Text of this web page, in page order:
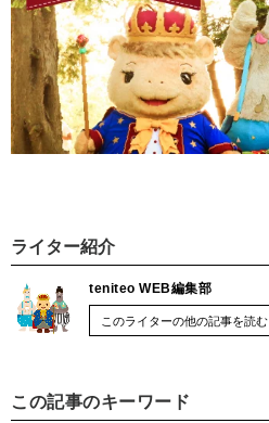
ライター紹介
teniteo WEB編集部
このライターの他の記事を読む
この記事のキーワード